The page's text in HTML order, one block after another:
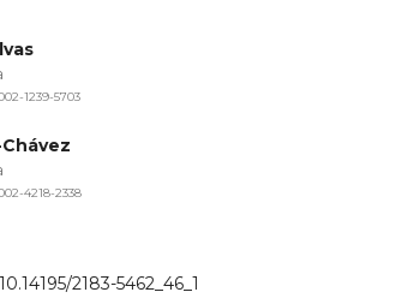
1239-5703
4218-2338
2183-5462_46_1